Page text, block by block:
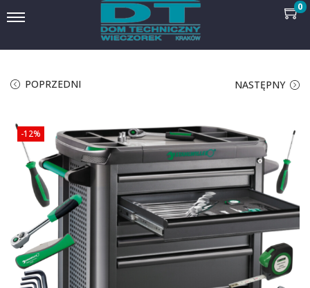
0
POPRZEDNI NASTĘPNY
-12%